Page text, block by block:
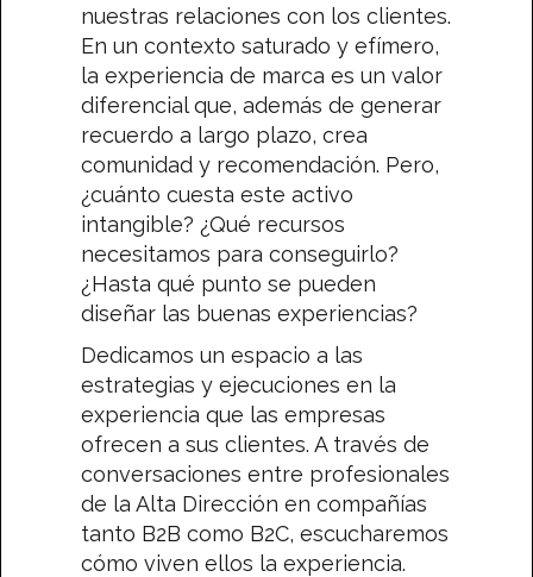
nuestras relaciones con los clientes.
En un contexto saturado y efímero,
la experiencia de marca es un valor
diferencial que, además de generar
recuerdo a largo plazo, crea
comunidad y recomendación. Pero,
¿cuánto cuesta este activo
intangible? ¿Qué recursos
necesitamos para conseguirlo?
¿Hasta qué punto se pueden
diseñar las buenas experiencias?
Dedicamos un espacio a las
estrategias y ejecuciones en la
experiencia que las empresas
ofrecen a sus clientes. A través de
conversaciones entre profesionales
de la Alta Dirección en compañías
tanto B2B como B2C, escucharemos
cómo viven ellos la experiencia.